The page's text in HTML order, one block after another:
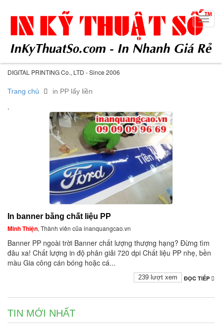
DIGITAL PRINTING Co., LTD - Since 2006
Trang chủ in PP lấy liền
.
In banner bằng chất liệu PP
Minh Thiện, Thành viên của inanquangcao.vn
Banner PP ngoài trời Banner chất lượng thượng hạng? Đừng tìm
đâu xa! Chất lượng in độ phân giải 720 dpi Chất liệu PP nhẹ, bền
màu Gia công cán bóng hoặc cá...
ĐỌC TIẾP
239 lượt xem
TIN MỚI NHẤT